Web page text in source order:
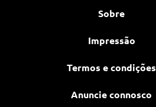
Sobre
Impressão
Termos e condições
Anuncie connosco